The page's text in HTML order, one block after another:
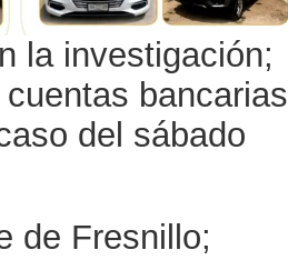
la investigación;
bancarias
del sábado
de Fresnillo;